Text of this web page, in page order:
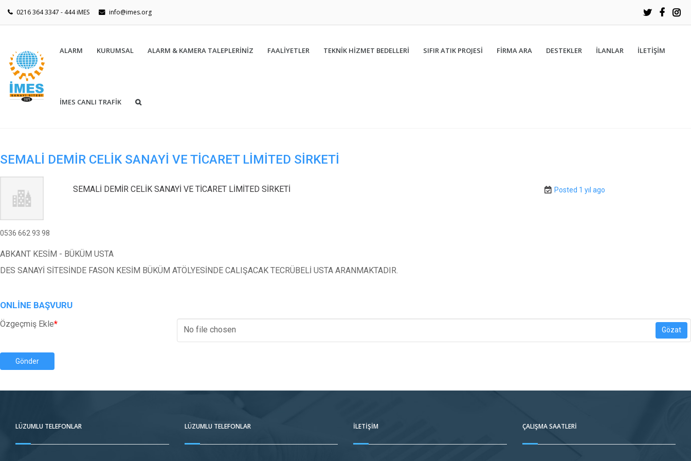
0216 364 3347 - 444 iMES info@imes.org
ALARM KURUMSAL ALARM & KAMERA TALEPLERİNİZ FAALIYETLER TEKNİK HİZMET BEDELLERİ SIFIR ATIK PROJESİ FIRMA ARA DESTEKLER İLANLAR İLETIŞIM
İMES CANLI TRAFİK
SEMALİ DEMİR CELİK SANAYİ VE TİCARET LİMİTED SİRKETİ
SEMALİ DEMİR CELİK SANAYİ VE TİCARET LİMİTED SİRKETİ Posted 1 yıl ago
0536 662 93 98
ABKANT KESİM - BÜKÜM USTA
DES SANAYİ SİTESİNDE FASON KESİM BÜKÜM ATÖLYESİNDE CALIŞACAK TECRÜBELİ USTA ARANMAKTADIR.
ONLINE BAŞVURU
Özgeçmiş Ekle*
No file chosen Gözat
Gönder
LÜZUMLU TELEFONLAR LÜZUMLU TELEFONLAR İLETIŞIM ÇALIŞMA SAATLERI